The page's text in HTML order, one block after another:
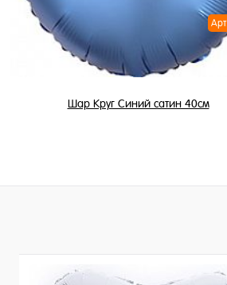
Шар Круг Синий сатин 40см
В избранное
В наличии